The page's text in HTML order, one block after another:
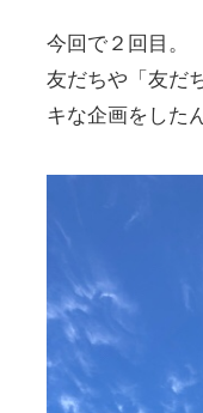
今回で２回目。
友だちや「友だ
キな企画をした